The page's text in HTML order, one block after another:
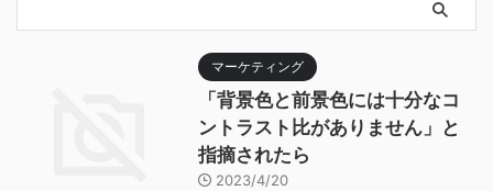
マーケティング
「背景色と前景色には十分なコ
ントラスト比がありません」と
指摘されたら
2023/4/20